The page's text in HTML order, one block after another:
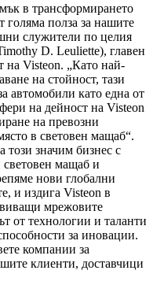
в трансформирането
голяма полза за нашите
служители по целия
D. Leuliette), главен
на Visteon. „Като най-
на стойност, тази
автомобили като една от
на дейност на Visteon
на превозни
в световен мащаб“.
този значим бизнес с
световен мащаб и
нови глобални
и издига Visteon в
мрежовите
от технологии и таланти
за иновации.
компании за
клиенти, доставчици